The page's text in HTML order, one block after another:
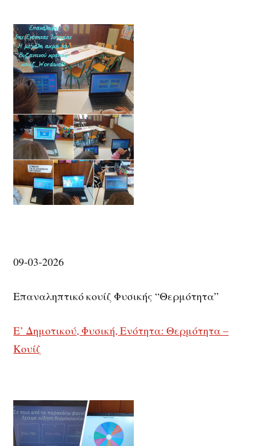
09-03-2026
Επαναληπτικό κουίζ Φυσικής “Θερμότητα”
Ε’ Δημοτικού, Φυσική, Ενότητα: Θερμότητα –
Κουίζ